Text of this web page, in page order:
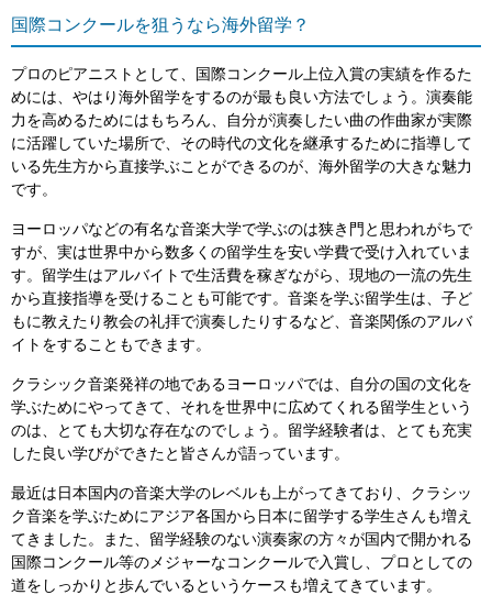
国際コンクールを狙うなら海外留学？
プロのピアニストとして、国際コンクール上位入賞の実績を作るた
めには、やはり海外留学をするのが最も良い方法でしょう。演奏能
力を高めるためにはもちろん、自分が演奏したい曲の作曲家が実際
に活躍していた場所で、その時代の文化を継承するために指導して
いる先生方から直接学ぶことができるのが、海外留学の大きな魅力
です。
ヨーロッパなどの有名な音楽大学で学ぶのは狭き門と思われがちで
すが、実は世界中から数多くの留学生を安い学費で受け入れていま
す。留学生はアルバイトで生活費を稼ぎながら、現地の一流の先生
から直接指導を受けることも可能です。音楽を学ぶ留学生は、子ど
もに教えたり教会の礼拝で演奏したりするなど、音楽関係のアルバ
イトをすることもできます。
クラシック音楽発祥の地であるヨーロッパでは、自分の国の文化を
学ぶためにやってきて、それを世界中に広めてくれる留学生という
のは、とても大切な存在なのでしょう。留学経験者は、とても充実
した良い学びができたと皆さんが語っています。
最近は日本国内の音楽大学のレベルも上がってきており、クラシッ
ク音楽を学ぶためにアジア各国から日本に留学する学生さんも増え
てきました。また、留学経験のない演奏家の方々が国内で開かれる
国際コンクール等のメジャーなコンクールで入賞し、プロとしての
道をしっかりと歩んでいるというケースも増えてきています。